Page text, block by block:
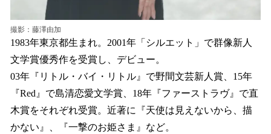
撮影：藤澤由加
1983年東京都生まれ。2001年「シルエット」で群像新人
文学賞優秀作を受賞し、デビュー。
03年『リトル・バイ・リトル』で野間文芸新人賞、15年
『Red』で島清恋愛文学賞、18年『ファーストラヴ』で直
木賞をそれぞれ受賞。近著に『天使は見えないから、描
かない』、『一撃のお姫さま』など。